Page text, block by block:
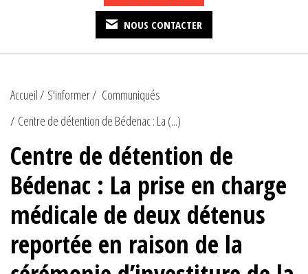
NOUS CONTACTER
Accueil S'informer
Communiqués
Centre de détention de Bédenac : La (...)
Centre de détention de
Bédenac : La prise en charge
médicale de deux détenus
reportée en raison de la